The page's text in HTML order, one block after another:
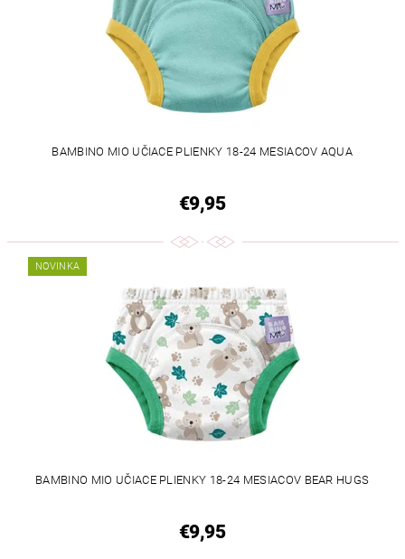
BAMBINO MIO UČIACE PLIENKY 18-24 MESIACOV AQUA
€9,95
NOVINKA
BAMBINO MIO UČIACE PLIENKY 18-24 MESIACOV BEAR HUGS
€9,95